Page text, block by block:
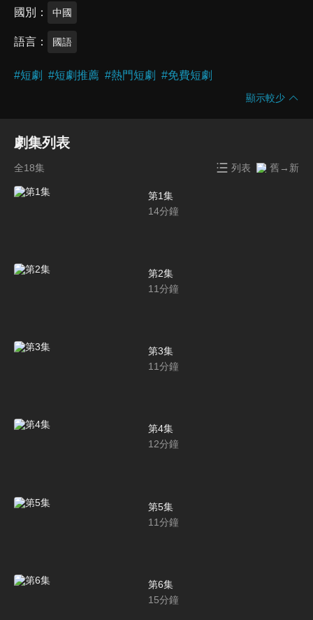
國別 中國
語言 國語
#短劇 #短劇推薦 #熱門短劇 #免費短劇
顯示較少
劇集列表
全18集 列表 舊→新
第1集
14分鐘
第2集
11分鐘
第3集
11分鐘
第4集
12分鐘
第5集
11分鐘
第6集
15分鐘